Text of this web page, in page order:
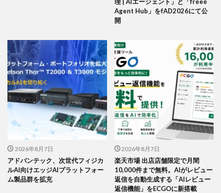
理 | AIエージェント」と「freee
Agent Hub」をfAD2026にて公
開
2026年8月7日
アドバンテック、次世代フィジカ
ルAI向けエッジAIプラットフォー
ム製品群を拡充
2026年8月7日
楽天市場 出店店舗限定で月間
10,000件まで無料。AIがレビュー
返信を自動生成する「AIレビュー
返信機能」をECGOに新搭載